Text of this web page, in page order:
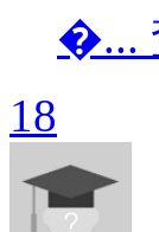
�...
18